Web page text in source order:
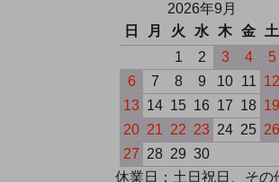
2026年9月
日
月 火 水 木 金
土
1
2 3 4
5
6
7 8 9 10 11 12
13 14 15 16 17 18 19
20 21 22 23 24 25 26
27 28 29 30
休業日：土日祝日、その